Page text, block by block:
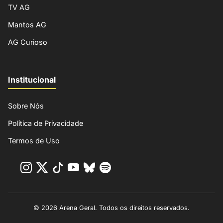
TV AG
Mantos AG
AG Curioso
Institucional
Sobre Nós
Política de Privacidade
Termos de Uso
© 2026 Arena Geral. Todos os direitos reservados.